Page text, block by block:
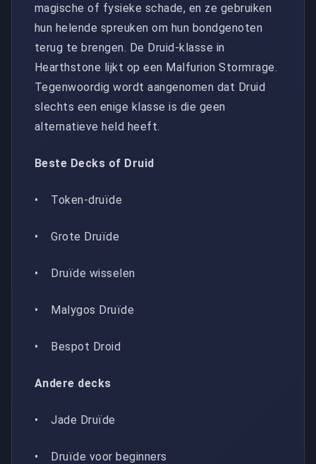
magische of fysieke schade, en ze gebruiken
hun helende spreuken om hun bondgenoten
terug te brengen. De Druid-klasse in
Hearthstone lijkt op een Malfurion Stormrage.
Tegenwoordig wordt aangenomen dat Druid
slechts een enige klasse is die geen
alternatieve held heeft.
Beste Decks of Druid
• Token-druïde
• Grote Druïde
• Druïde wisselen
• Malygos Druïde
• Bespot Droid
Andere decks
• Jade Druïde
• Druïde voor beginners